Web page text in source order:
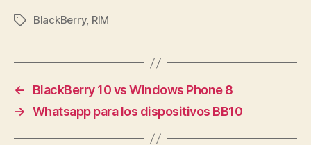
Etiquetas
BlackBerry, RIM
←
BlackBerry 10 vs Windows Phone 8
→ Whatsapp para los dispositivos BB10